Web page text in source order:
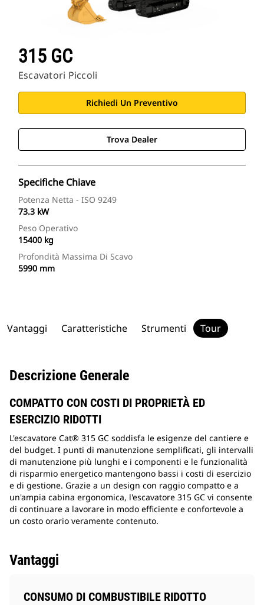
315 GC
Escavatori Piccoli
Richiedi Un Preventivo
Trova Dealer
Specifiche Chiave
Potenza Netta - ISO 9249
73.3 kW
Peso Operativo
15400 kg
Profondità Massima Di Scavo
5990 mm
Vantaggi Caratteristiche Strumenti Tour
Descrizione Generale
COMPATTO CON COSTI DI PROPRIETÀ ED
ESERCIZIO RIDOTTI
L'escavatore Cat® 315 GC soddisfa le esigenze del cantiere e
del budget. I punti di manutenzione semplificati, gli intervalli
di manutenzione più lunghi e i componenti e le funzionalità
di risparmio energetico mantengono bassi i costi di esercizio
e di gestione. Grazie a un design con raggio compatto e a
un'ampia cabina ergonomica, l'escavatore 315 GC vi consente
di continuare a lavorare in modo efficiente e confortevole a
un costo orario veramente contenuto.
Vantaggi
CONSUMO DI COMBUSTIBILE RIDOTTO